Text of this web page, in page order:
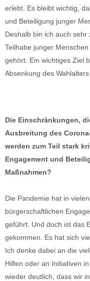
erlebt. Es bleibt wichtig,
und Beteiligung junger
Deshalb bin ich auch
Teilhabe junger
gehört. Ein wichtiges Ziel
Absenkung des
Die Einschränkungen,
Ausbreitung des
werden zum Teil stark
Engagement und
Maßnahmen?
Die Pandemie hat in
bürgerschaftlichen
geführt. Und doch ist das
gekommen. Es hat sich
Ich denke dabei an die
Hilfen oder an Initiativen
wieder deutlich, dass wir